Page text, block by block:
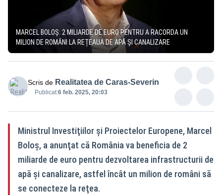
MARCEL BOLOȘ: 2 MILIARDE DE EURO PENTRU A RACORDA UN
MILION DE ROMÂNI LA REȚEAUA DE APĂ ȘI CANALIZARE
Scris de Realitatea de Caras-Severin
Publicat:6 feb. 2025, 20:03
Ministrul Investiţiilor şi Proiectelor Europene, Marcel
Boloş, a anunţat că România va beneficia de 2
miliarde de euro pentru dezvoltarea infrastructurii de
apă şi canalizare, astfel încât un milion de români să
se conecteze la reţea.